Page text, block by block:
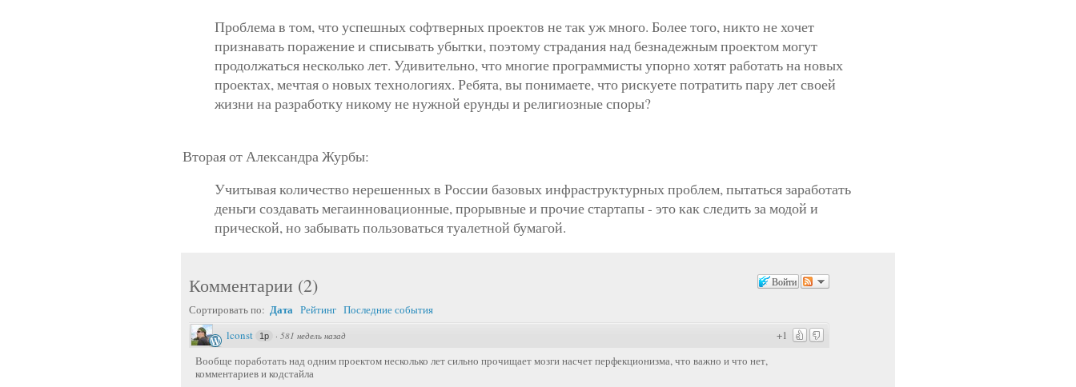
Проблема в том, что успешных софтверных проектов не так уж много. Более того, никто не хочет
признавать поражение и списывать убытки, поэтому страдания над безнадежным проектом могут
продолжаться несколько лет. Удивительно, что многие программисты упорно хотят работать на новых
проектах, мечтая о новых технологиях. Ребята, вы понимаете, что рискуете потратить пару лет своей
жизни на разработку никому не нужной ерунды и религиозные споры?
Вторая от Александра Журбы:
Учитывая количество нерешенных в России базовых инфраструктурных проблем, пытаться заработать
деньги создавать мегаинновационные, прорывные и прочие стартапы - это как следить за модой и
прической, но забывать пользоваться туалетной бумагой.
Войти
Комментарии (2)
Сортировать по: Дата Рейтинг Последние события
+1
lconst 1p · 581 недель назад
Вообще поработать над одним проектом несколько лет сильно прочищает мозги насчет перфекционизма, что важно и что нет,
комментариев и кодстайла